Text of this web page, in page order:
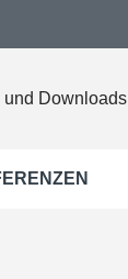
und Downloads